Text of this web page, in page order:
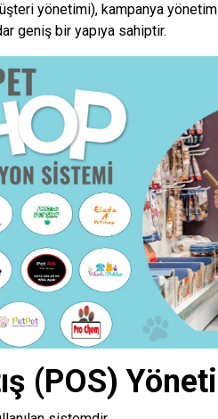
yönetimi), kampanya
geniş bir yapıya sahiptir.
(POS)